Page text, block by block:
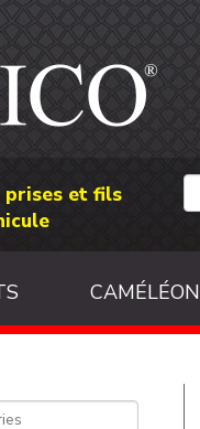
prises et fils
CAMÉLÉON